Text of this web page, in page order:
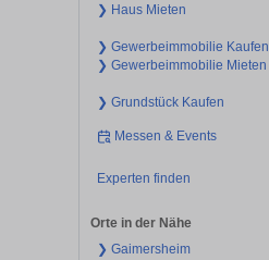
❯ Haus Mieten
❯ Gewerbeimmobilie Kaufen
❯ Gewerbeimmobilie Mieten
❯ Grundstück Kaufen
Messen & Events
Experten finden
Orte in der Nähe
❯ Gaimersheim